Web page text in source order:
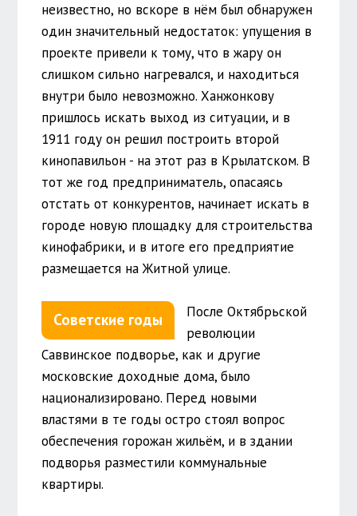
неизвестно, но вскоре в нём был обнаружен
один значительный недостаток: упущения в
проекте привели к тому, что в жару он
слишком сильно нагревался, и находиться
внутри было невозможно. Ханжонкову
пришлось искать выход из ситуации, и в
1911 году он решил построить второй
кинопавильон - на этот раз в Крылатском. В
тот же год предприниматель, опасаясь
отстать от конкурентов, начинает искать в
городе новую площадку для строительства
кинофабрики, и в итоге его предприятие
размещается на Житной улице.
Советские годы
После Октябрьской
революции
Саввинское подворье, как и другие
московские доходные дома, было
национализировано. Перед новыми
властями в те годы остро стоял вопрос
обеспечения горожан жильём, и в здании
подворья разместили коммунальные
квартиры.